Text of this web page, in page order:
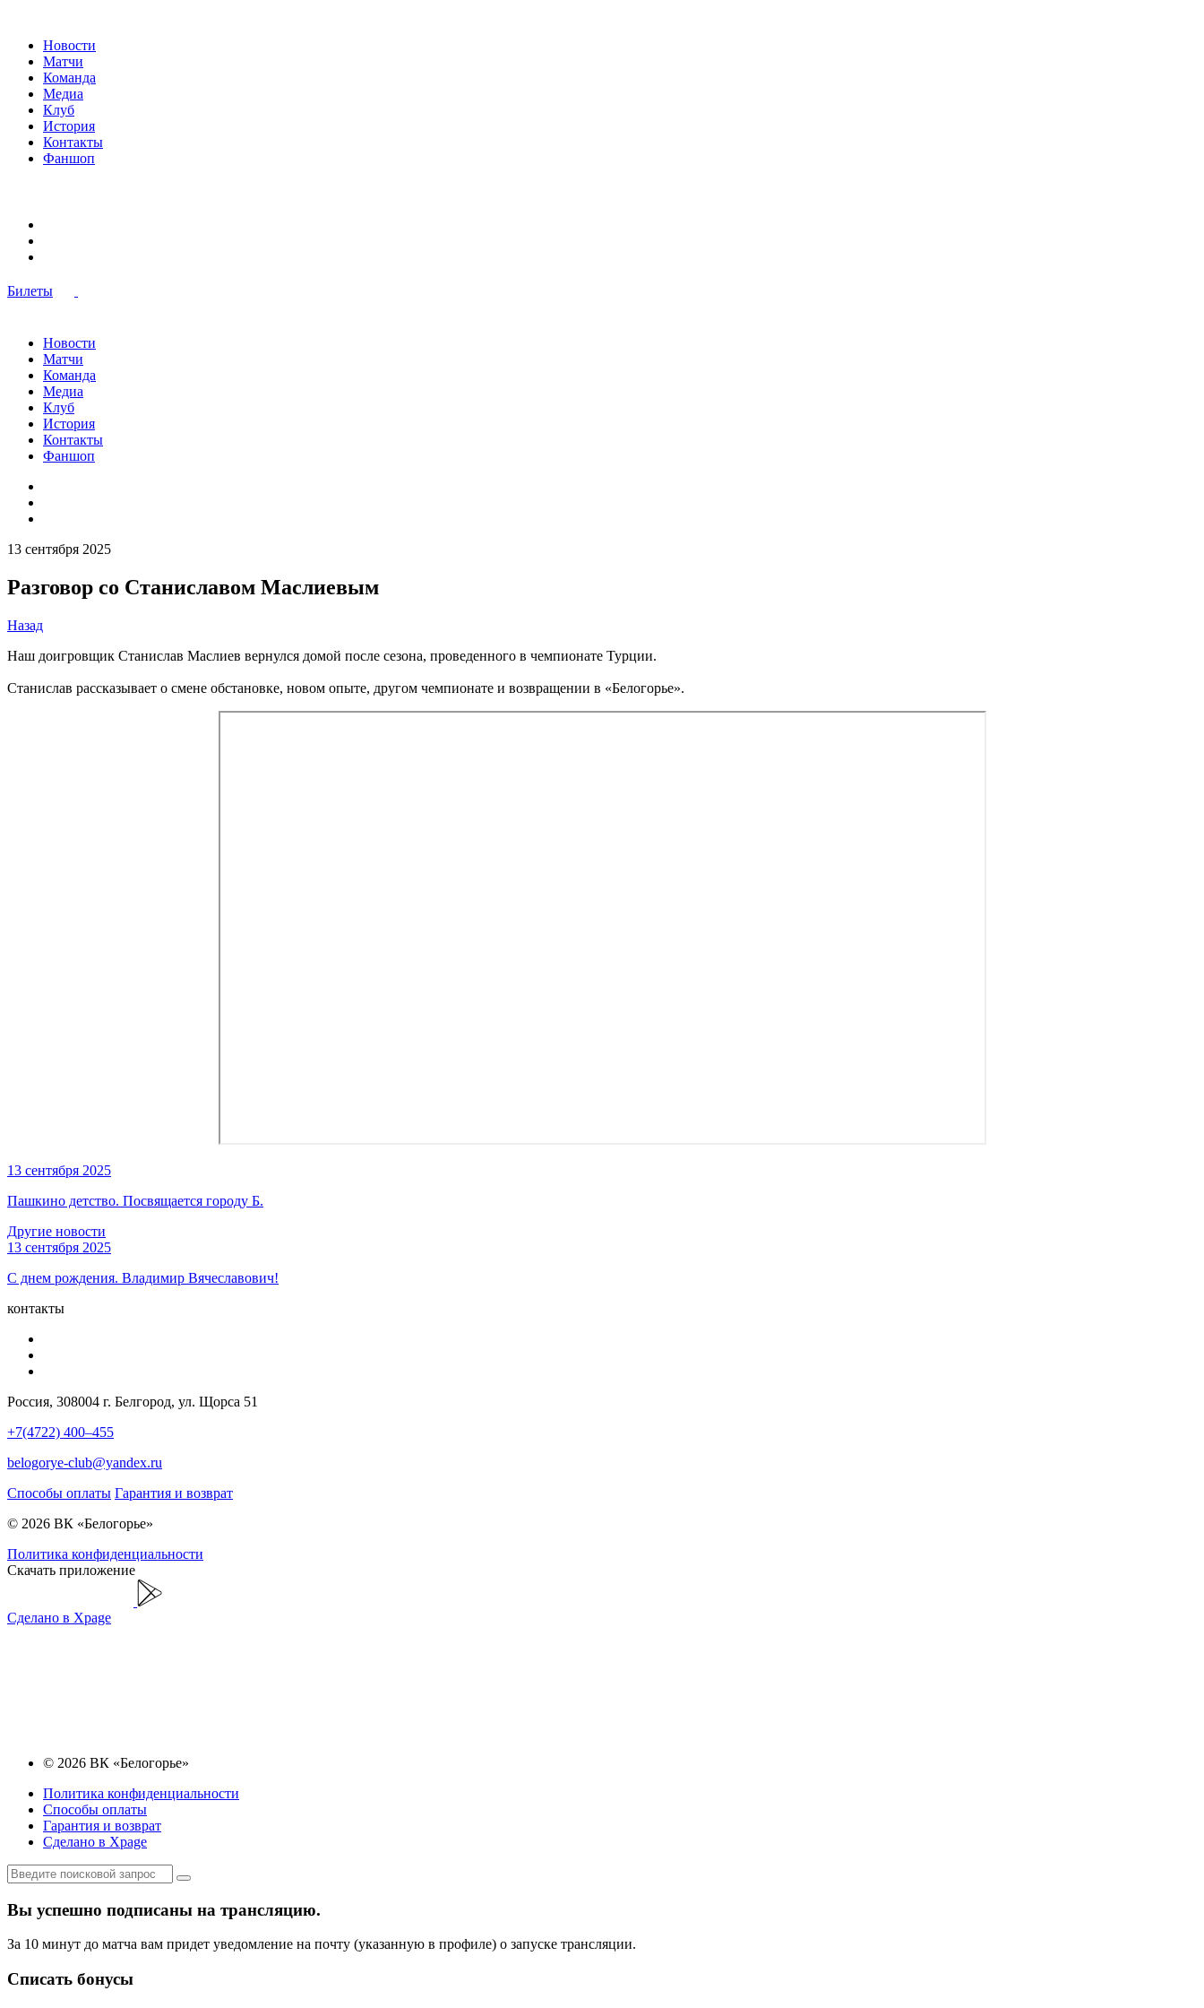
Новости
Матчи
Команда
Медиа
Клуб
История
Контакты
Фаншоп
Билеты
Новости
Матчи
Команда
Медиа
Клуб
История
Контакты
Фаншоп
13 сентября 2025
Разговор со Станиславом Маслиевым
Назад
Наш доигровщик Станислав Маслиев вернулся домой после сезона, проведенного в чемпионате Турции.
Станислав рассказывает о смене обстановке, новом опыте, другом чемпионате и возвращении в «Белогорье».
13 сентября 2025
Пашкино детство. Посвящается городу Б.
Другие новости
13 сентября 2025
С днем рождения. Владимир Вячеславович!
контакты
Россия, 308004 г. Белгород, ул. Щорса 51
+7(4722) 400–455
belogorye-club@yandex.ru
Способы оплаты Гарантия и возврат
© 2026 ВК «Белогорье»
Политика конфиденциальности
Скачать приложение
Сделано в Xpage
© 2026 ВК «Белогорье»
Политика конфиденциальности
Способы оплаты
Гарантия и возврат
Сделано в Xpage
Вы успешно подписаны на трансляцию.
За 10 минут до матча вам придет уведомление на почту (указанную в профиле) о запуске трансляции.
Списать бонусы